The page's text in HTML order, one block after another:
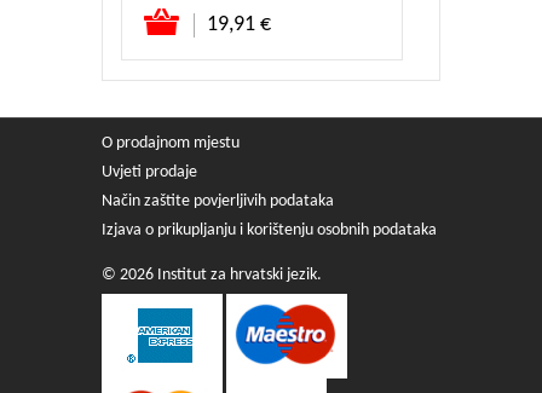
19,91 €
Dodaj u košaricu
O prodajnom mjestu
Uvjeti prodaje
Način zaštite povjerljivih podataka
Izjava o prikupljanju i korištenju osobnih podataka
© 2026 Institut za hrvatski jezik.